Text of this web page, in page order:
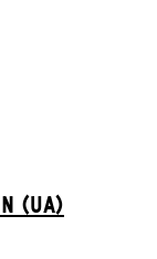
(UA)